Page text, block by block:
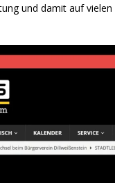
und damit auf